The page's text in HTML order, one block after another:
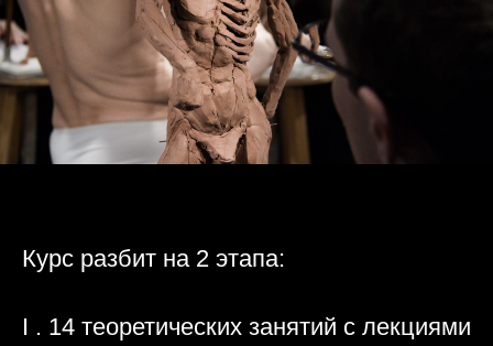
Курс разбит на 2 этапа:
I . 14 теоретических занятий с лекциями